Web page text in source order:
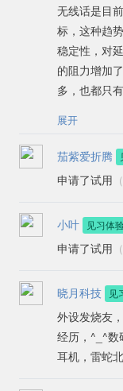
无线话是目
标，这种趋
稳定性，对
的阻力增加
多，也都只
定位的产品。 外观上有很浓郁的雷蛇风格，设计简洁，
悬浮式头梁
刚兴趣的还
声的局限性
效果。然后
的深圳来说
雷蛇的品牌
具体使用中
计应该不需
机的机会，
做详细的对
展开
茄紫爱折腾
申请了试用
小叶 见习体
申请了试用
晓月科技 见
外设发烧友
经历，^_^数
耳机，雷蛇